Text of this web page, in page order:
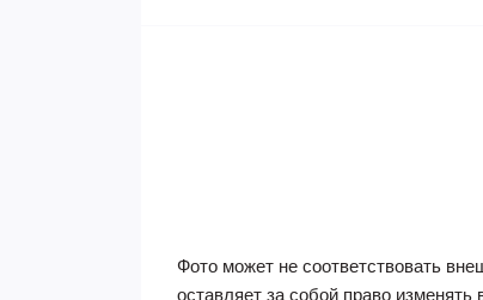
Фото может не соответствовать
оставляет за собой право